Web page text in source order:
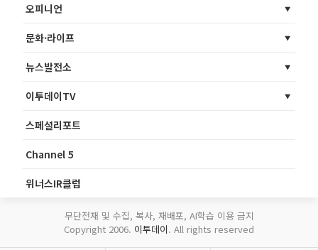
오피니언
문화·라이프
뉴스발전소
이투데이TV
스페셜리포트
Channel 5
위너스IR클럽
무단전재 및 수집, 복사, 재배포, AI학습 이용 금지
Copyright 2006. 이투데이. All rights reserved